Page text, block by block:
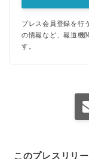
プレス会員登録を行
の情報など、報道機
す。
このプレスリリ